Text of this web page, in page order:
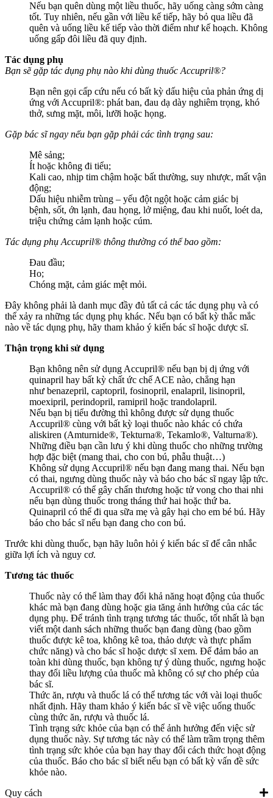
Nếu bạn quên dùng một liều thuốc, hãy uống càng sớm càng
tốt. Tuy nhiên, nếu gần với liều kế tiếp, hãy bỏ qua liều đã
quên và uống liều kế tiếp vào thời điểm như kế hoạch. Không
uống gấp đôi liều đã quy định.
Tác dụng phụ
Bạn sẽ gặp tác dụng phụ nào khi dùng thuốc Accupril®?
Bạn nên gọi cấp cứu nếu có bất kỳ dấu hiệu của phản ứng dị
ứng với Accupril®: phát ban, đau dạ dày nghiêm trọng, khó
thở, sưng mặt, môi, lưỡi hoặc họng.
Gặp bác sĩ ngay nếu bạn gặp phải các tình trạng sau:
Mê sảng;
Ít hoặc không đi tiểu;
Kali cao, nhịp tim chậm hoặc bất thường, suy nhược, mất vận
động;
Dấu hiệu nhiễm trùng – yếu đột ngột hoặc cảm giác bị
bệnh, sốt, ớn lạnh, đau họng, lở miệng, đau khi nuốt, loét da,
triệu chứng cảm lạnh hoặc cúm.
Tác dụng phụ Accupril® thông thường có thể bao gồm:
Đau đầu;
Ho;
Chóng mặt, cảm giác mệt mỏi.
Đây không phải là danh mục đầy đủ tất cả các tác dụng phụ và có
thể xảy ra những tác dụng phụ khác. Nếu bạn có bất kỳ thắc mắc
nào về tác dụng phụ, hãy tham khảo ý kiến bác sĩ hoặc dược sĩ.
Thận trọng khi sử dụng
Bạn không nên sử dụng Accupril® nếu bạn bị dị ứng với
quinapril hay bất kỳ chất ức chế ACE nào, chẳng hạn
như benazepril, captopril, fosinopril, enalapril, lisinopril,
moexipril, perindopril, ramipril hoặc trandolapril.
Nếu bạn bị tiểu đường thì không được sử dụng thuốc
Accupril® cùng với bất kỳ loại thuốc nào khác có chứa
aliskiren (Amturnide®, Tekturna®, Tekamlo®, Valturna®).
Những điều bạn cần lưu ý khi dùng thuốc cho những trường
hợp đặc biệt (mang thai, cho con bú, phẫu thuật…)
Không sử dụng Accupril® nếu bạn đang mang thai. Nếu bạn
có thai, ngưng dùng thuốc này và báo cho bác sĩ ngay lập tức.
Accupril® có thể gây chấn thương hoặc tử vong cho thai nhi
nếu bạn dùng thuốc trong tháng thứ hai hoặc thứ ba.
Quinapril có thể đi qua sữa mẹ và gây hại cho em bé bú. Hãy
báo cho bác sĩ nếu bạn đang cho con bú.
Trước khi dùng thuốc, bạn hãy luôn hỏi ý kiến bác sĩ để cân nhắc
giữa lợi ích và nguy cơ.
Tương tác thuốc
Thuốc này có thể làm thay đổi khả năng hoạt động của thuốc
khác mà bạn đang dùng hoặc gia tăng ảnh hưởng của các tác
dụng phụ. Để tránh tình trạng tương tác thuốc, tốt nhất là bạn
viết một danh sách những thuốc bạn đang dùng (bao gồm
thuốc được kê toa, không kê toa, thảo dược và thực phẩm
chức năng) và cho bác sĩ hoặc dược sĩ xem. Để đảm bảo an
toàn khi dùng thuốc, bạn không tự ý dùng thuốc, ngưng hoặc
thay đổi liều lượng của thuốc mà không có sự cho phép của
bác sĩ.
Thức ăn, rượu và thuốc lá có thể tương tác với vài loại thuốc
nhất định. Hãy tham khảo ý kiến bác sĩ về việc uống thuốc
cùng thức ăn, rượu và thuốc lá.
Tình trạng sức khỏe của bạn có thể ảnh hưởng đến việc sử
dụng thuốc này. Sự tương tác này có thể làm trầm trọng thêm
tình trạng sức khỏe của bạn hay thay đổi cách thức hoạt động
của thuốc. Báo cho bác sĩ biết nếu bạn có bất kỳ vấn đề sức
khỏe nào.
Quy cách